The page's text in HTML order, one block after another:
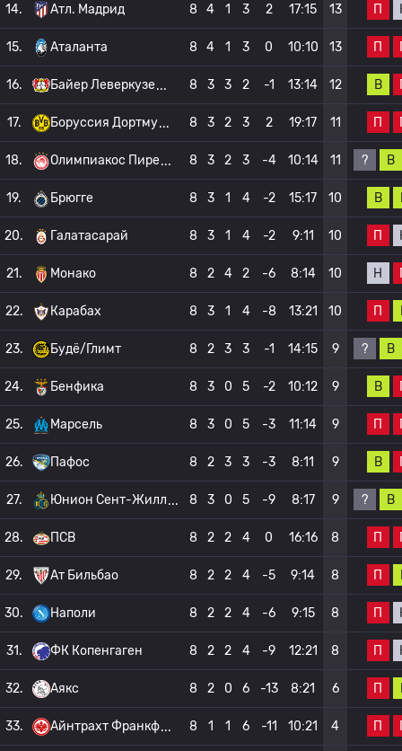
14. Атл. Мадрид 8 4 1 3 2 17:15 13 П
15. Аталанта 8 4 1 3 0 10:10 13 П
16. Байер Леверкузе 8 3 3 2 -1 13:14 12 В
17. Боруссия Дортму 8 3 2 3 2 19:17 11 П
18. Олимпиакос Пире 8 3 2 3 -4 10:14 11 ? В
19. Брюгге 8 3 1 4 -2 15:17 10 В
20. Галатасарай 8 3 1 4 -2 9:11 10 П
21. Монако 8 2 4 2 -6 8:14 10 Н
22. Карабах 8 3 1 4 -8 13:21 10 П
23. Будё/Глимт 8 2 3 3 -1 14:15 9 ? В
24. Бенфика 8 3 0 5 -2 10:12 9 В
25. Марсель 8 3 0 5 -3 11:14 9 П
26. Пафос 8 2 3 3 -3 8:11 9 В
27. Юнион Сент-Жилл 8 3 0 5 -9 8:17 9 ? В
28. ПСВ 8 2 2 4 0 16:16 8 П
29. Ат Бильбао 8 2 2 4 -5 9:14 8 П
30. Наполи 8 2 2 4 -6 9:15 8 П
31. ФК Копенгаген 8 2 2 4 -9 12:21 8 П
32. Аякс 8 2 0 6 -13 8:21 6 П
33. Айнтрахт Франкф 8 1 1 6 -11 10:21 4 П